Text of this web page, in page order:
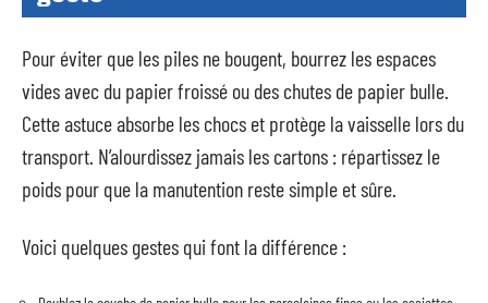
Pour éviter que les piles ne bougent, bourrez les espaces
vides avec du papier froissé ou des chutes de papier bulle.
Cette astuce absorbe les chocs et protège la vaisselle lors du
transport. N’alourdissez jamais les cartons : répartissez le
poids pour que la manutention reste simple et sûre.
Voici quelques gestes qui font la différence :